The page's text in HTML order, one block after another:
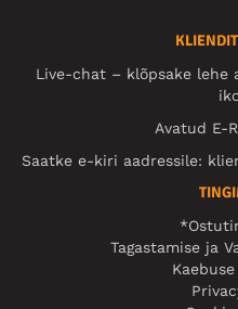
Live-chat – klõpsake lehe
Avatud E-
Saatke e-kiri aadressile:
Tagastamise ja